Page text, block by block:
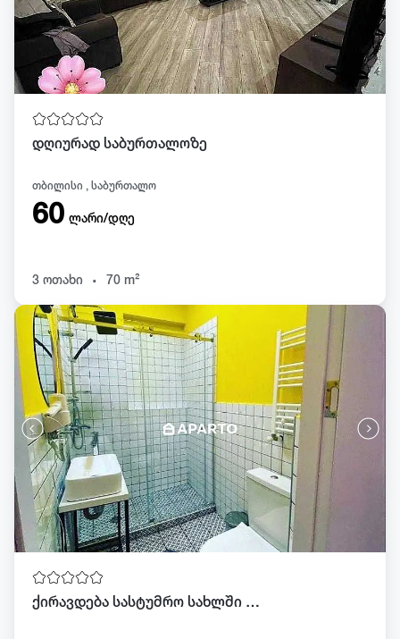
დღიურად საბურთალოზე
თბილისი , საბურთალო
60 ლარი/დღე
3 ოთახი . 70 m²
ქირავდება სასტუმრო სახლში ოთახები დღიურად